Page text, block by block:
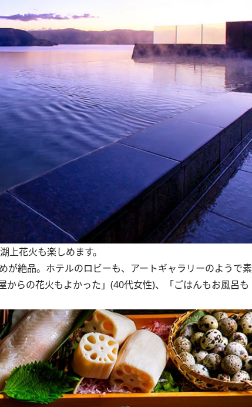
花火も楽しめます。
が絶品。ホテルのロビーも、アートギャラリーのようで素
らの花火もよかった」(40代女性)、「ごはんもお風呂も